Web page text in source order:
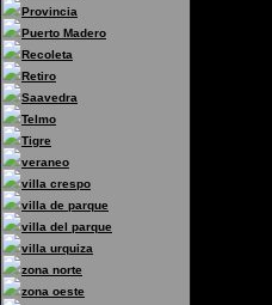
Provincia
Puerto Madero
Recoleta
Retiro
Saavedra
Telmo
Tigre
veraneo
villa crespo
villa de parque
villa del parque
villa urquiza
zona norte
zona oeste